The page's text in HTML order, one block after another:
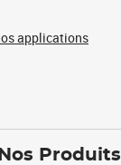
applications
Nos Produits